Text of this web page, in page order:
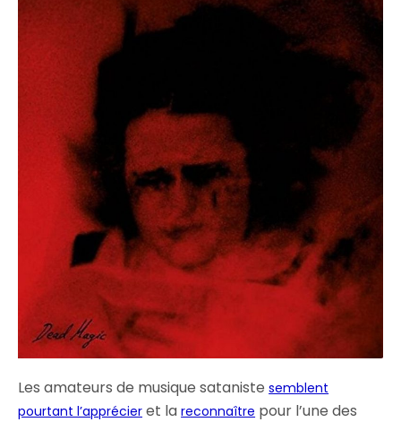
Les amateurs de musique satanistesemblent
pourtant l’apprécier et lareconnaître pour l’une des